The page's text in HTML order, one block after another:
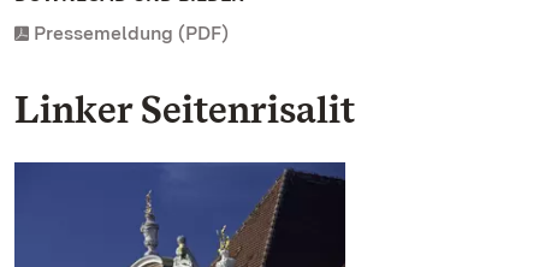
Pressemeldung (PDF)
Linker Seitenrisalit